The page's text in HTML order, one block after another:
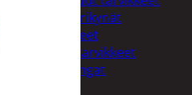
Värikynät
Harrasteet
Käsityötarvikkeet
Langat